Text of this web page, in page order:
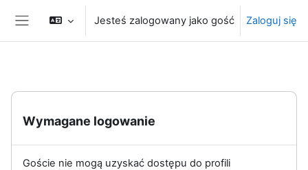
Przejdź do głównej zawartości
Panel boczny
Jesteś zalogowany jako gość Zaloguj się
Wymagane logowanie
Goście nie mogą uzyskać dostępu do profili